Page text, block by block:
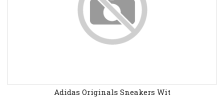
Adidas Originals Sneakers Wit